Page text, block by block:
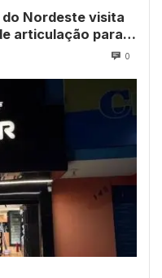
Nordeste visita
articulação para
0